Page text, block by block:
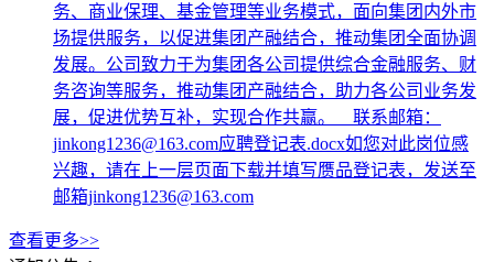
务、商业保理、基金管理等业务模式，面向集团内外市
场提供服务，以促进集团产融结合，推动集团全面协调
发展。公司致力于为集团各公司提供综合金融服务、财
务咨询等服务，推动集团产融结合，助力各公司业务发
展，促进优势互补，实现合作共赢。 联系邮箱：
jinkong1236@163.com应聘登记表.docx如您对此岗位感
兴趣，请在上一层页面下载并填写赝品登记表，发送至
邮箱jinkong1236@163.com
查看更多>>